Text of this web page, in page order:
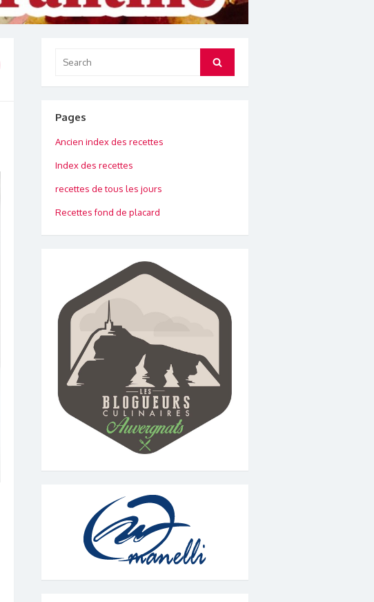
for:
Search
Pages
Ancien index des recettes
Index des recettes
recettes de tous les jours
Recettes fond de placard